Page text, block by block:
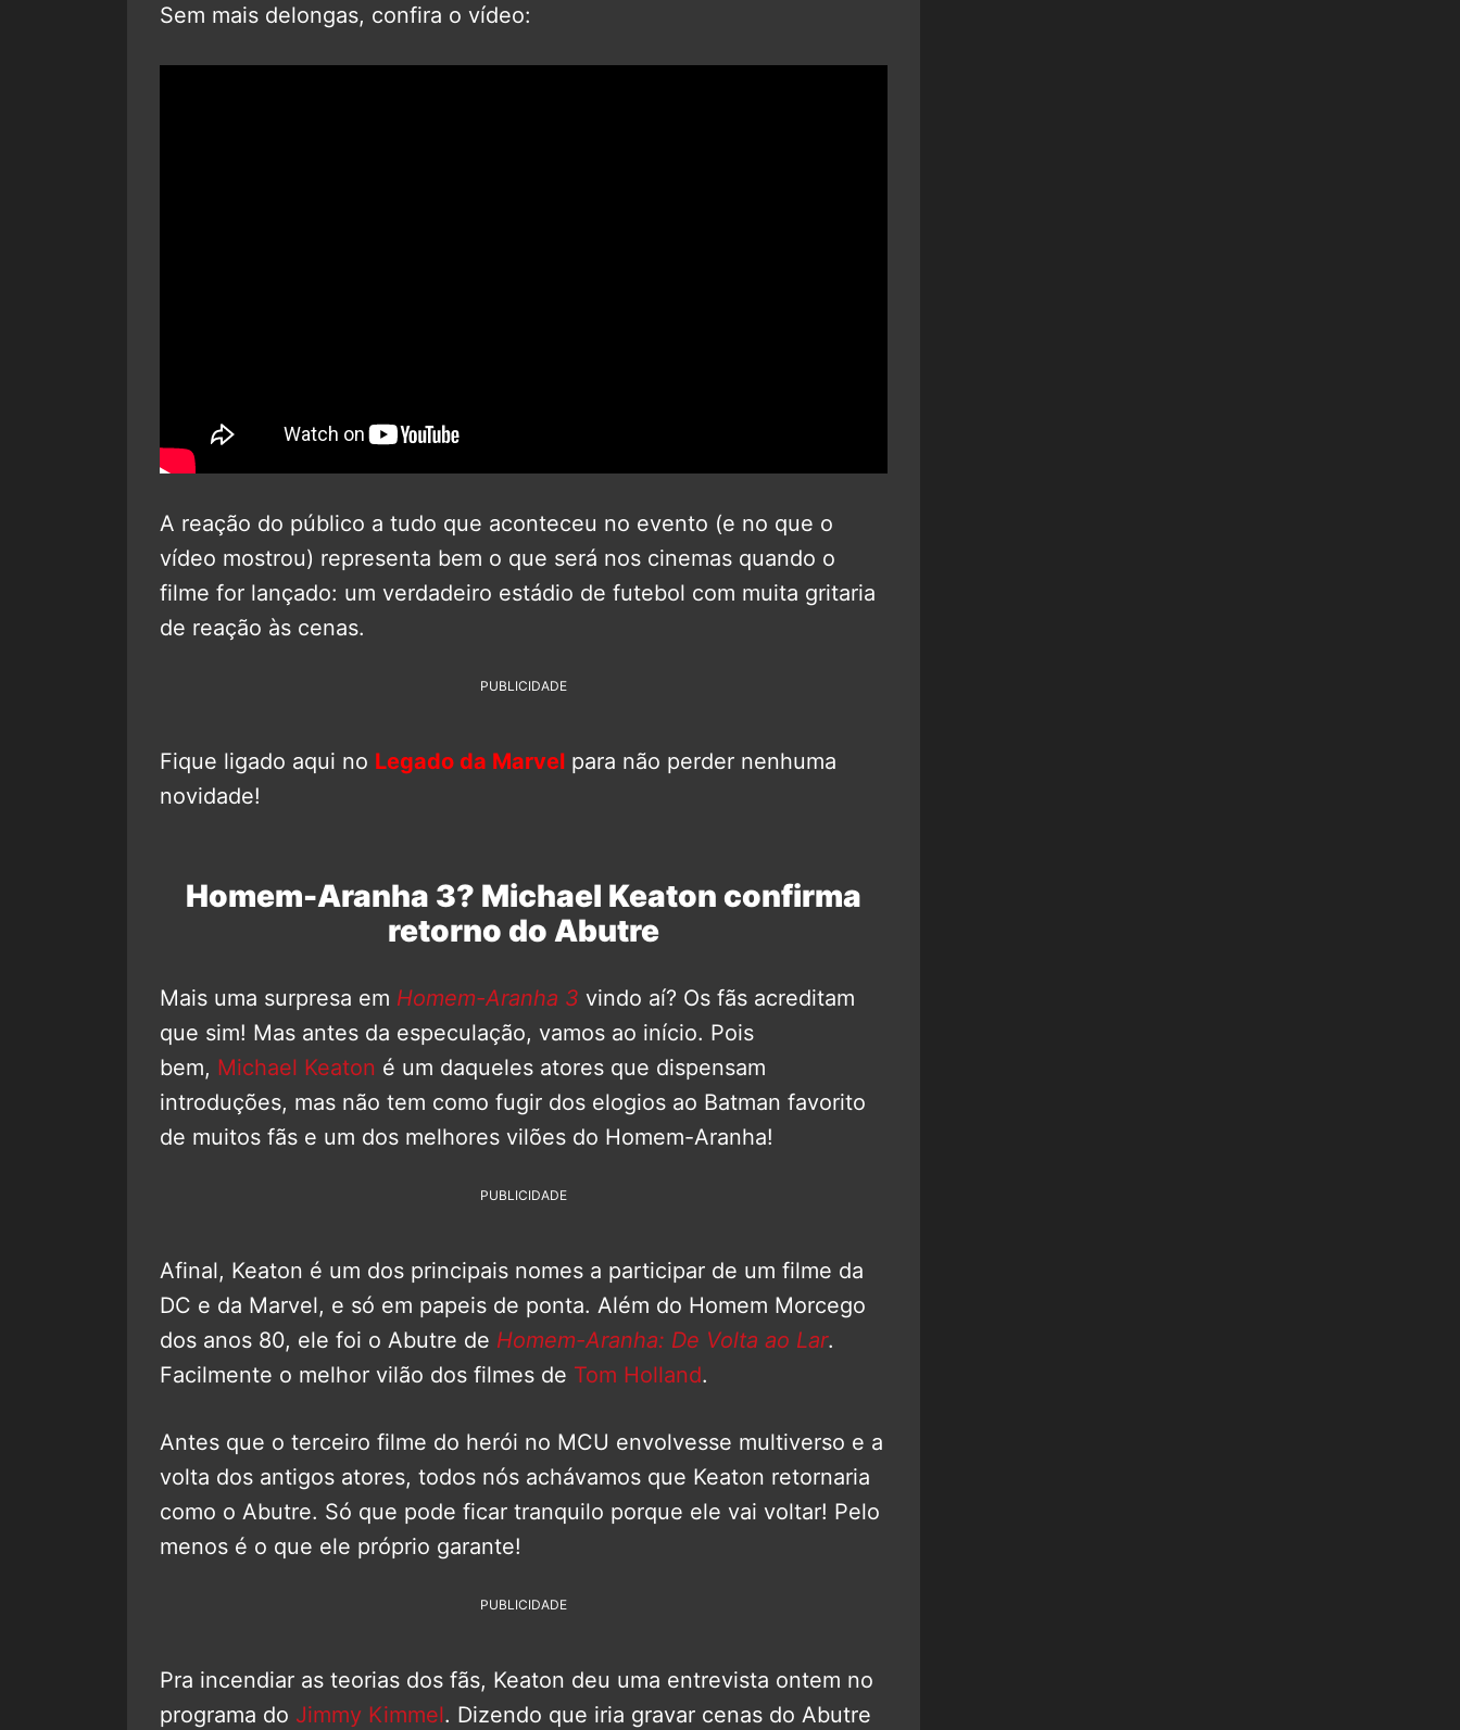
Sem mais delongas, confira o vídeo:
A reação do público a tudo que aconteceu no evento (e no que o
vídeo mostrou) representa bem o que será nos cinemas quando o
filme for lançado: um verdadeiro estádio de futebol com muita gritaria
de reação às cenas.
PUBLICIDADE
Fique ligado aqui no Legado da Marvel para não perder nenhuma
novidade!
Homem-Aranha 3? Michael Keaton confirma
retorno do Abutre
Mais uma surpresa em Homem-Aranha 3 vindo aí? Os fãs acreditam
que sim! Mas antes da especulação, vamos ao início. Pois
bem, Michael Keaton é um daqueles atores que dispensam
introduções, mas não tem como fugir dos elogios ao Batman favorito
de muitos fãs e um dos melhores vilões do Homem-Aranha!
PUBLICIDADE
Afinal, Keaton é um dos principais nomes a participar de um filme da
DC e da Marvel, e só em papeis de ponta. Além do Homem Morcego
dos anos 80, ele foi o Abutre de Homem-Aranha: De Volta ao Lar.
Facilmente o melhor vilão dos filmes de Tom Holland.
Antes que o terceiro filme do herói no MCU envolvesse multiverso e a
volta dos antigos atores, todos nós achávamos que Keaton retornaria
como o Abutre. Só que pode ficar tranquilo porque ele vai voltar! Pelo
menos é o que ele próprio garante!
PUBLICIDADE
Pra incendiar as teorias dos fãs, Keaton deu uma entrevista ontem no
programa do Jimmy Kimmel. Dizendo que iria gravar cenas do Abutre